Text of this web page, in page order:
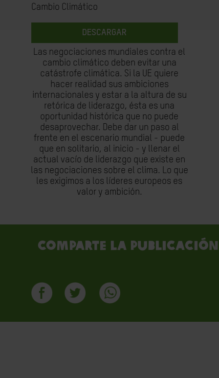
Cambio Climático
DESCARGAR
Las negociaciones mundiales contra el
cambio climático deben evitar una
catástrofe climática. Si la UE quiere
hacer realidad sus ambiciones
internacionales y estar a la altura de su
retórica de liderazgo, ésta es una
oportunidad histórica que no puede
desaprovechar. Debe dar un paso al
frente en el escenario mundial - puede
que en solitario, al inicio - y llenar el
actual vacío de liderazgo que existe en
las negociaciones sobre el clima. Lo que
les exigimos a los líderes europeos es
valor y ambición.
Comparte la publicación